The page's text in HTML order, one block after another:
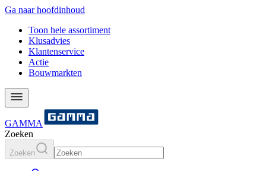
Ga naar hoofdinhoud
Toon hele assortiment
Klusadvies
Klantenservice
Actie
Bouwmarkten
GAMMA
Zoeken
Zoeken